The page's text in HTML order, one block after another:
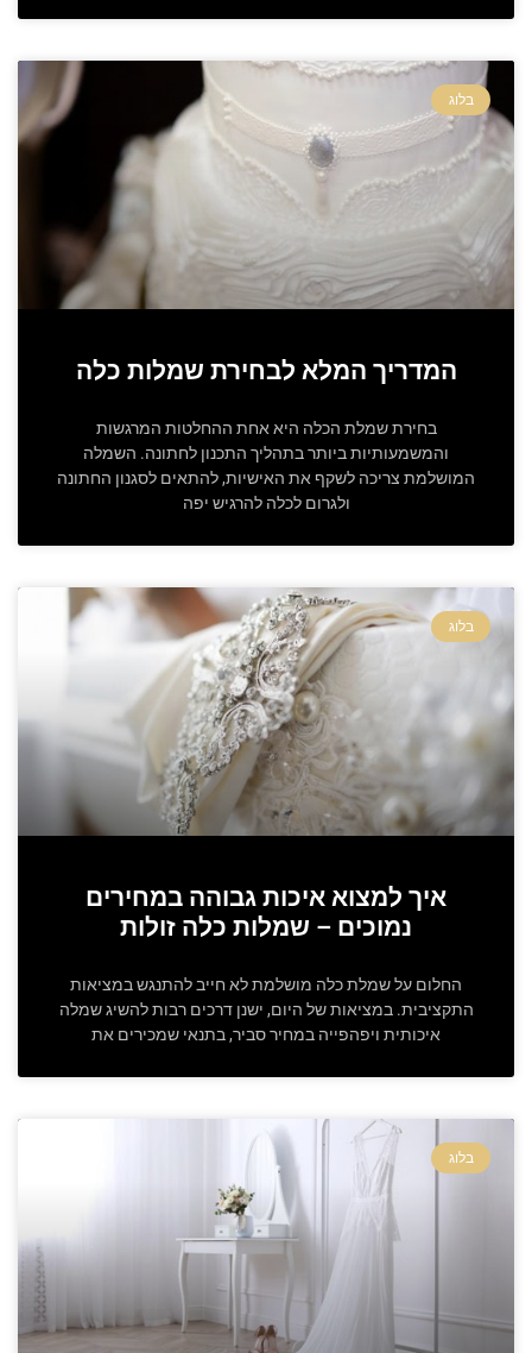
בלוג
המדריך המלא לבחירת שמלות כלה
בחירת שמלת הכלה היא אחת ההחלטות המרגשות
והמשמעותיות ביותר בתהליך התכנון לחתונה. השמלה
המושלמת צריכה לשקף את האישיות, להתאים לסגנון החתונה
ולגרום לכלה להרגיש יפה
בלוג
איך למצוא איכות גבוהה במחירים
נמוכים – שמלות כלה זולות
החלום על שמלת כלה מושלמת לא חייב להתנגש במציאות
התקציבית. במציאות של היום, ישנן דרכים רבות להשיג שמלה
איכותית ויפהפייה במחיר סביר, בתנאי שמכירים את
בלוג